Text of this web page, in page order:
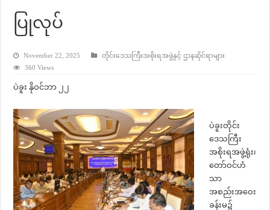
ပြုလုပ်
November 22, 2025
တိုင်းဒေသကြီးအစိုးရအဖွဲ့နှင့် ဌာနဆိုင်ရာများ
360 Views
ပဲခူး နိုဝင်ဘာ ၂၂
ပဲခူးတိုင်း
ဒေသကြီး
အစိုးရအဖွဲ့ရုံး၊
တော်ဝင်ဟံ
သာ
အစည်းအဝေး
ခန်းမ၌